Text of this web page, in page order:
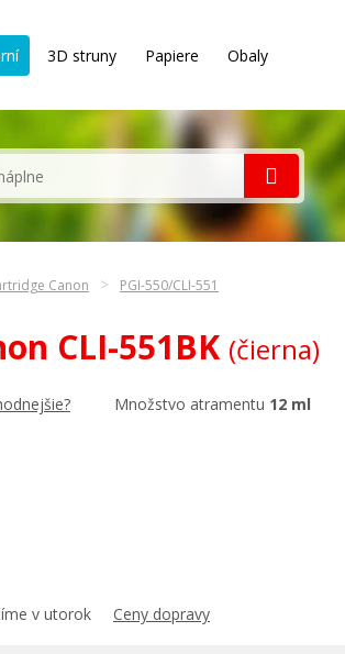
3D struny Papiere Obaly
Canon PGI-550/CLI-551
CLI-551BK (čierna)
Množstvo atramentu 12 ml
v utorok Ceny dopravy